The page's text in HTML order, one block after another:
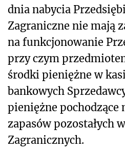
dnia nabycia
Zagraniczne nie mają
na funkcjonowanie
przy czym
środki pieniężne w
bankowych
pieniężne pochodzące
zapasów pozostałych
Zagranicznych.